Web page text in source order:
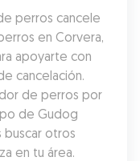
perros cancele
en Corvera,
apoyarte con
cancelación.
de perros por
de Gudog
otros
en tu área.